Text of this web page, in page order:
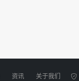
资讯 关于我们